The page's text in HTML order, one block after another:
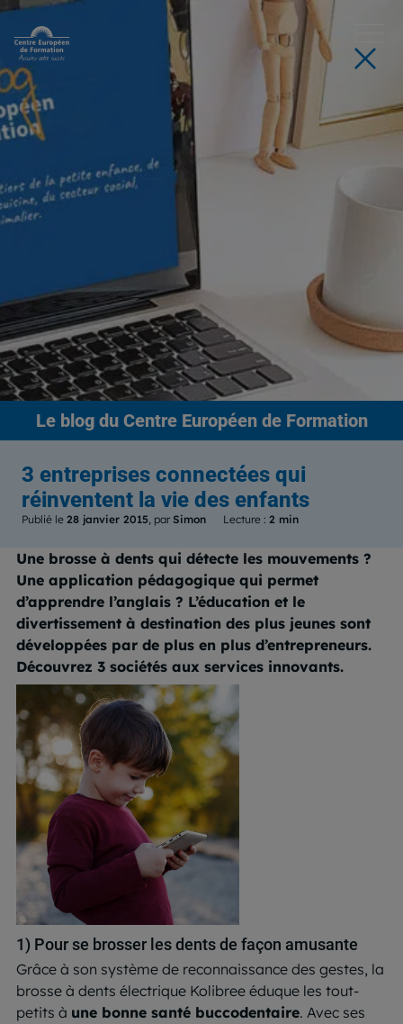
Le blogdu Centre Européen de Formation
3 entreprises connectées qui
réinventent la vie des enfants
Publié le 28 janvier 2015, par Simon Lecture : 2 min
Une brosse à dents qui détecte les mouvements ?
Une application pédagogique qui permet
d’apprendre l’anglais ? L’éducation et le
divertissement à destination des plus jeunes sont
développées par de plus en plus d’entrepreneurs.
Découvrez 3 sociétés aux services innovants.
1) Pour se brosser les dents de façon amusante
Grâce à son système de reconnaissance des gestes, la
brosse à dents électrique Kolibree éduque les tout-
petits à une bonne santé buccodentaire. Avec ses